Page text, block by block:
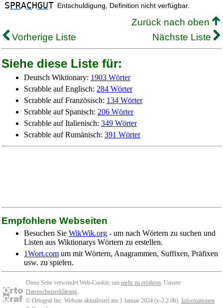
S PRAC HGUT Entschuldigung, Definition nicht verfügbar.
Zurück nach oben
Vorherige Liste
Nächste Liste
Siehe diese Liste für:
Deutsch Wiktionary: 1903 Wörter
Scrabble auf Englisch: 284 Wörter
Scrabble auf Französisch: 134 Wörter
Scrabble auf Spanisch: 206 Wörter
Scrabble auf Italienisch: 349 Wörter
Scrabble auf Rumänisch: 391 Wörter
Empfohlene Webseiten
Besuchen Sie WikWik.org - um nach Wörtern zu suchen und
Listen aus Wiktionarys Wörtern zu erstellen.
1Wort.com um mit Wörtern, Anagrammen, Suffixen, Präfixen
usw. zu spielen.
Diese Seite verwendet Web-Cookie, um mehr zu erfahren. Unsere
Datenschutzerklärung.
© Ortograf Inc. Website aktualisiert am 1 Januar 2024 (v-2.2.0b). Informationen